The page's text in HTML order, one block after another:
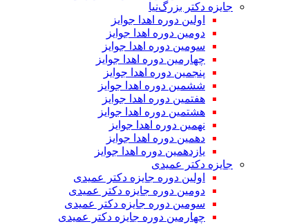
جایزه دکتر بزرگ‌نیا
اولین دوره اهدا جوایز
دومین دوره اهدا جوایز
سومین دوره اهدا جوایز
چهارمین دوره اهدا جوایز
پنجمین دوره اهدا جوایز
ششمین دوره اهدا جوایز
هفتمین دوره اهدا جوایز
هشتمین دوره اهدا جوایز
نهمین دوره اهدا جوایز
دهمین دوره اهدا جوایز
یازدهمین دوره اهدا جوایز
جایزه دکتر عمیدی
اولین دوره جایزه دکتر عمیدی
دومین دوره جایزه دکتر عمیدی
سومین دوره جایزه دکتر عمیدی
چهارمین دوره جایزه دکتر عمیدی